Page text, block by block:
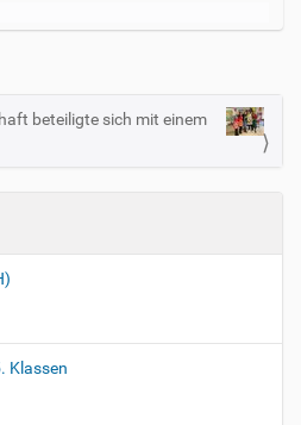
beteiligte sich mit einem
Klassen